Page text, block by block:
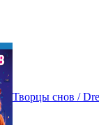
Творцы снов /